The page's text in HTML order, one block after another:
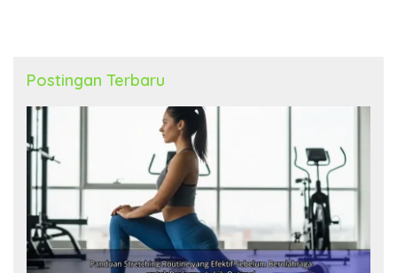
Postingan Terbaru